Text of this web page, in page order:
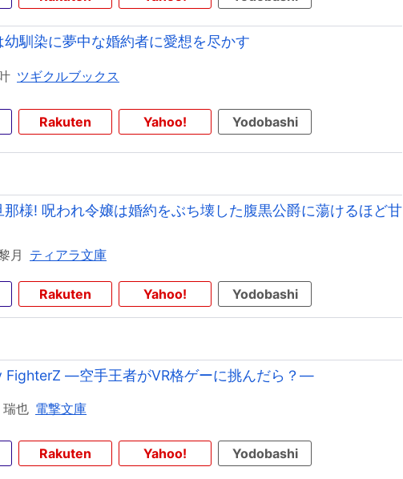
馴染に夢中な婚約者に愛想を尽かす
ツギクルブックス
Rakuten Yahoo! Yodobashi
那様! 呪われ令嬢は婚約をぶち壊した腹黒公爵に蕩けるほど甘
月 ティアラ文庫
Rakuten Yahoo! Yodobashi
FighterZ ―空手王者がVR格ゲーに挑んだら？―
也 電撃文庫
Rakuten Yahoo! Yodobashi